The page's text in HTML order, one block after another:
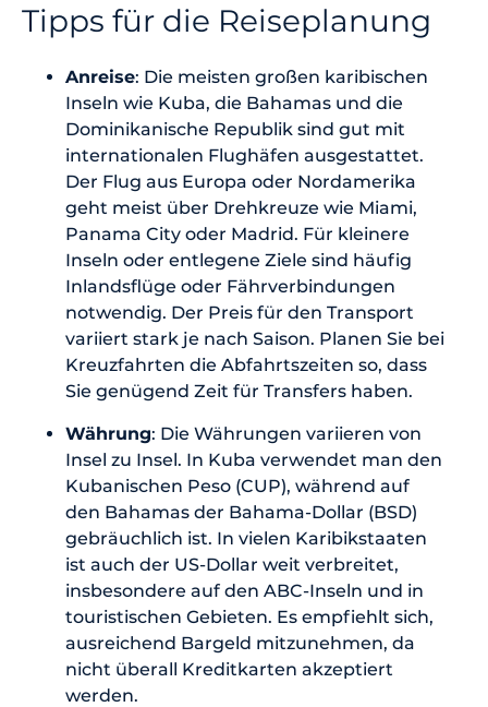
Tipps für die Reiseplanung
Anreise: Die meisten großen karibischen
Inseln wie Kuba, die Bahamas und die
Dominikanische Republik sind gut mit
internationalen Flughäfen ausgestattet.
Der Flug aus Europa oder Nordamerika
geht meist über Drehkreuze wie Miami,
Panama City oder Madrid. Für kleinere
Inseln oder entlegene Ziele sind häufig
Inlandsflüge oder Fährverbindungen
notwendig. Der Preis für den Transport
variiert stark je nach Saison. Planen Sie bei
Kreuzfahrten die Abfahrtszeiten so, dass
Sie genügend Zeit für Transfers haben.
Währung: Die Währungen variieren von
Insel zu Insel. In Kuba verwendet man den
Kubanischen Peso (CUP), während auf
den Bahamas der Bahama-Dollar (BSD)
gebräuchlich ist. In vielen Karibikstaaten
ist auch der US-Dollar weit verbreitet,
insbesondere auf den ABC-Inseln und in
touristischen Gebieten. Es empfiehlt sich,
ausreichend Bargeld mitzunehmen, da
nicht überall Kreditkarten akzeptiert
werden.